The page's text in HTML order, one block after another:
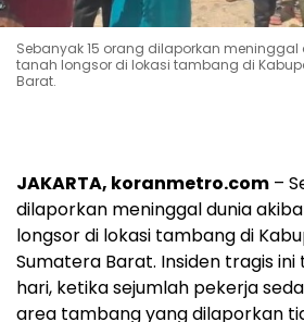
Sebanyak 15 orang dilaporkan
tanah longsor di lokasi tambang di
Barat.
JAKARTA, koranmetro.com –
dilaporkan meninggal dunia
longsor di lokasi tambang di
Sumatera Barat. Insiden tragis
hari, ketika sejumlah pekerja
area tambang yang dilaporkan